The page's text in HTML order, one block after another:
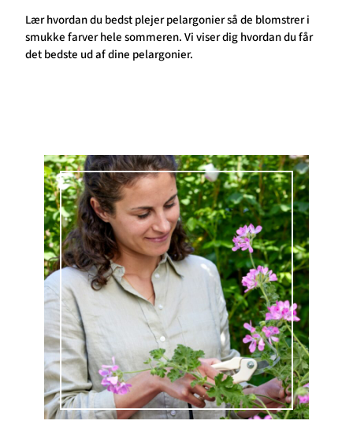
Lær hvordan du bedst plejer pelargonier så de blomstrer i
smukke farver hele sommeren. Vi viser dig hvordan du får
det bedste ud af dine pelargonier.